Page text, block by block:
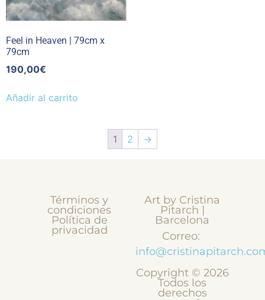
Feel in Heaven | 79cm x
79cm
190,00€
Añadir al carrito
1 2 →
Términos y
condiciones
Política de
privacidad
Art by Cristina
Pitarch |
Barcelona
Correo:
Copyright © 2026
Todos los
derechos